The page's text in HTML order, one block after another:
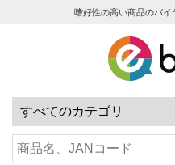
嗜好性の高い商品のバイ